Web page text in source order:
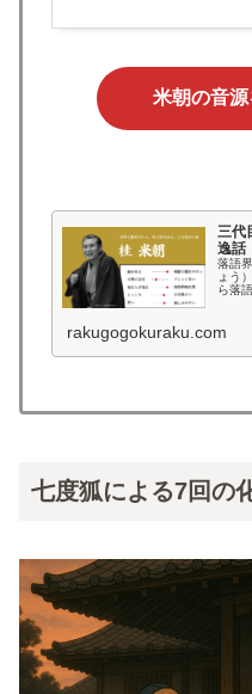
米朝の音
三代
逸話
落語
ょう
ら落
目配
rakugogokuraku.com
七度狐による7回の